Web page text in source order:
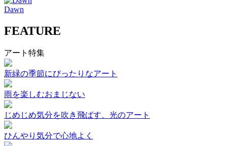
Dawn
FEATURE
アート特集
新緑の季節にぴったりなアート
雨を楽しむおまじない
じめじめ気分を吹き飛ばす、光のアート
ひんやり気分で心地よく